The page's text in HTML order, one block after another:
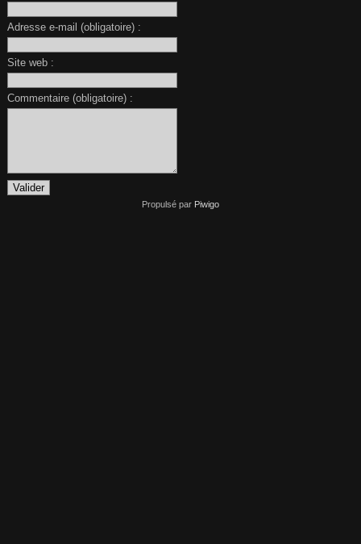
Adresse e-mail (obligatoire) :
Site web :
Commentaire (obligatoire) :
Propulsé par Piwigo